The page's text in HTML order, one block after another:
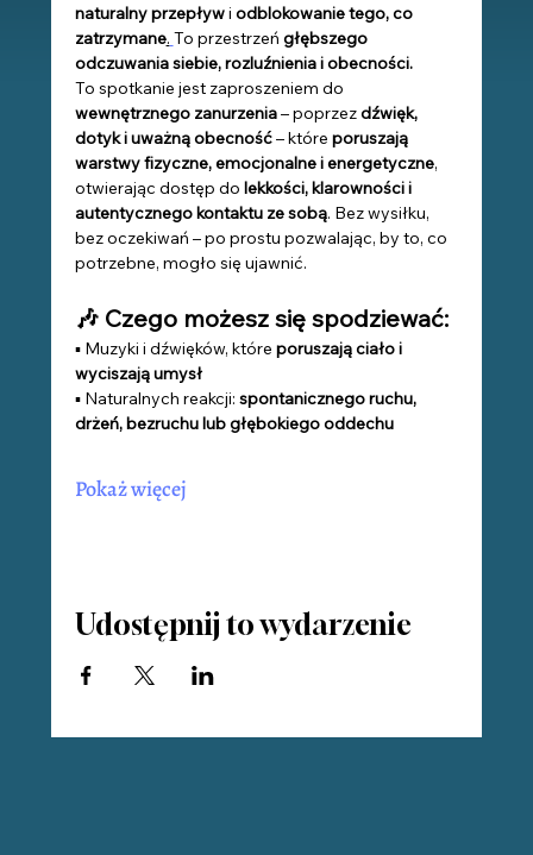
naturalny przepływ i odblokowanie tego, co
zatrzymane. To przestrzeń głębszego
odczuwania siebie, rozluźnienia i obecności.
To spotkanie jest zaproszeniem do
wewnętrznego zanurzenia – poprzez dźwięk,
dotyk i uważną obecność – które poruszają
warstwy fizyczne, emocjonalne i energetyczne,
otwierając dostęp do lekkości, klarowności i
autentycznego kontaktu ze sobą. Bez wysiłku,
bez oczekiwań – po prostu pozwalając, by to, co
potrzebne, mogło się ujawnić.
🎶 Czego możesz się spodziewać:
▪️ Muzyki i dźwięków, które poruszają ciało i
wyciszają umysł
▪️ Naturalnych reakcji: spontanicznegoruchu,
drżeń, bezruchu lub głębokiego oddechu
Pokaż więcej
Udostępnij to wydarzenie